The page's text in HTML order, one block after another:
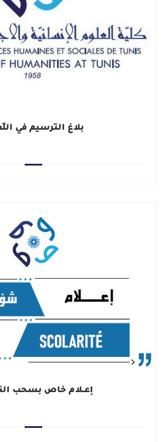
بلاغ الترسيم في
إعــلام خاص بسحب